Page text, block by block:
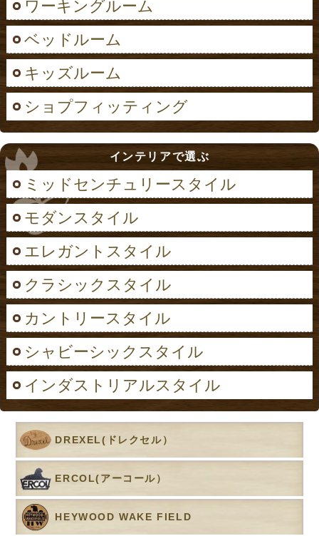
ワーキングルーム
ベッドルーム
キッズルーム
ショプフィッティング
インテリアで選ぶ
ミッドセンチュリースタイル
モダンスタイル
エレガントスタイル
クラシックスタイル
カントリースタイル
シャビーシックスタイル
インダストリアルスタイル
DREXEL(ドレクセル）
ERCOL(アーコール）
HEYWOOD WAKE FIELD